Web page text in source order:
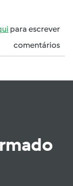
para escrever
comentários